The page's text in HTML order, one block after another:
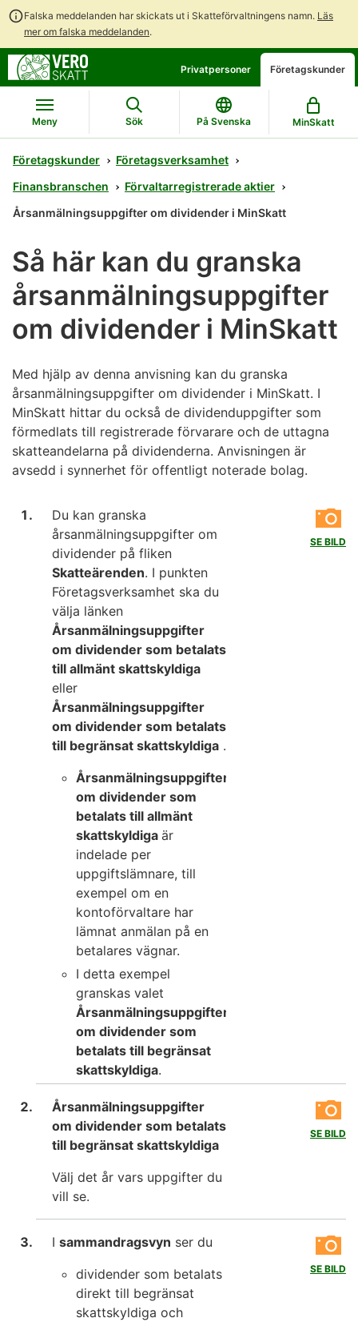
Falska meddelanden har skickats ut i Skatteförvaltningens namn. Läs
mer om falska meddelanden.
direkt
till
innehållet
till
hela
webbplatsens
sökning
Privatpersoner Företagskunder
Meny Sök På Svenska MinSkatt
Företagskunder
Företagsverksamhet
Finansbranschen
Förvaltarregistrerade aktier
Årsanmälningsuppgifter om dividender i MinSkatt
Så här kan du granska
årsanmälningsuppgifter
om dividender i MinSkatt
Med hjälp av denna anvisning kan du granska
årsanmälningsuppgifter om dividender i MinSkatt. I
MinSkatt hittar du också de dividenduppgifter som
förmedlats till registrerade förvarare och de uttagna
skatteandelarna på dividenderna. Anvisningen är
avsedd i synnerhet för offentligt noterade bolag.
SE BILD
Du kan granska
årsanmälningsuppgifter om
dividender på fliken
Skatteärenden. I punkten
Företagsverksamhet ska du
välja länken
Årsanmälningsuppgifter
om dividender som betalats
till allmänt skattskyldiga
eller
Årsanmälningsuppgifter
om dividender som betalats
till begränsat skattskyldiga .
Årsanmälningsuppgifterna
om dividender som
betalats till allmänt
skattskyldiga är
indelade per
uppgiftslämnare, till
exempel om en
kontoförvaltare har
lämnat anmälan på en
betalares vägnar.
I detta exempel
granskas valet
Årsanmälningsuppgifter
om dividender som
betalats till begränsat
skattskyldiga.
SE BILD
Årsanmälningsuppgifter
om dividender som betalats
till begränsat skattskyldiga
Välj det år vars uppgifter du
vill se.
SE BILD
I sammandragsvyn ser du
dividender som betalats
direkt till begränsat
skattskyldiga och